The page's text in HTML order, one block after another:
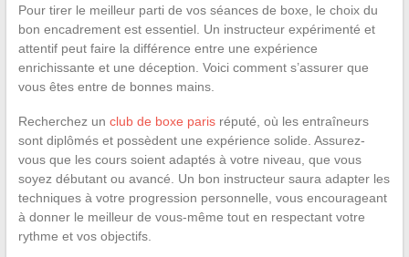
Pour tirer le meilleur parti de vos séances de boxe, le choix du
bon encadrement est essentiel. Un instructeur expérimenté et
attentif peut faire la différence entre une expérience
enrichissante et une déception. Voici comment s’assurer que
vous êtes entre de bonnes mains.
Recherchez un club de boxe parisréputé, où les entraîneurs
sont diplômés et possèdent une expérience solide. Assurez-
vous que les cours soient adaptés à votre niveau, que vous
soyez débutant ou avancé. Un bon instructeur saura adapter les
techniques à votre progression personnelle, vous encourageant
à donner le meilleur de vous-même tout en respectant votre
rythme et vos objectifs.